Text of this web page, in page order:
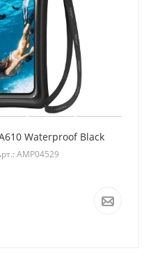
Waterproof Black
AMP04529